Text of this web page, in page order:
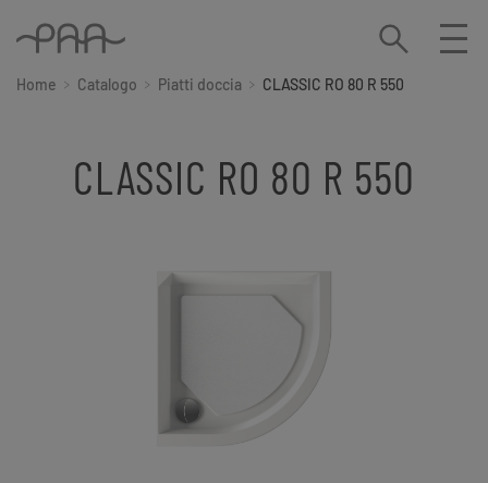
Home Catalogo Piatti doccia CLASSIC RO 80 R 550
CLASSIC RO 80 R 550